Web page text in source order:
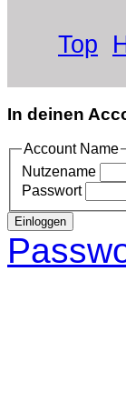
Top
In deinen
Account Name
Nutzename
Passwort
Einloggen